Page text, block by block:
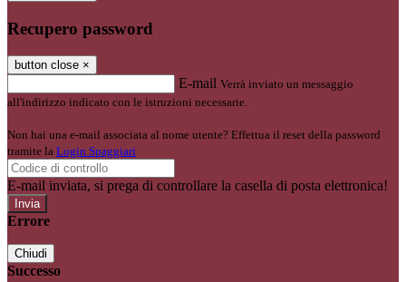
Recupero password
button close ×
E-mail Verrà inviato un messaggio
all'indirizzo indicato con le istruzioni necessarie.
Non hai una e-mail associata al nome utente? Effettua il reset della password
tramite la Login Spaggiari
E-mail inviata, si prega di controllare la casella di posta elettronica!
Errore
Chiudi
Successo